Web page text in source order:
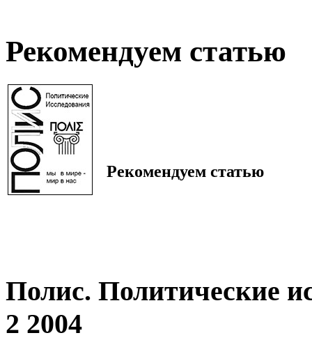
Рекомендуем статью
Рекомендуем статью
Полис. Политические
2 2004